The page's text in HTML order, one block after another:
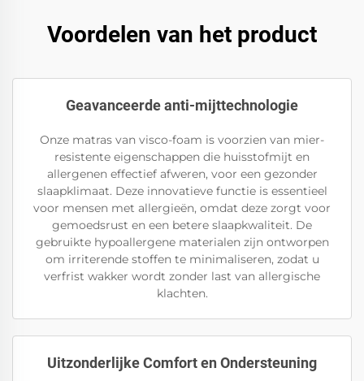
Voordelen van het product
Geavanceerde anti-mijttechnologie
Onze matras van visco-foam is voorzien van mier-
resistente eigenschappen die huisstofmijt en
allergenen effectief afweren, voor een gezonder
slaapklimaat. Deze innovatieve functie is essentieel
voor mensen met allergieën, omdat deze zorgt voor
gemoedsrust en een betere slaapkwaliteit. De
gebruikte hypoallergene materialen zijn ontworpen
om irriterende stoffen te minimaliseren, zodat u
verfrist wakker wordt zonder last van allergische
klachten.
Uitzonderlijke Comfort en Ondersteuning